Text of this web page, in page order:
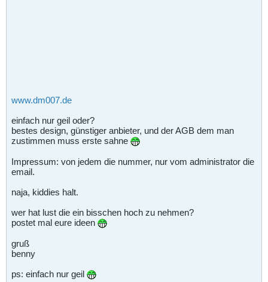
www.dm007.de
einfach nur geil oder?
bestes design, günstiger anbieter, und der AGB dem man
zustimmen muss erste sahne
Impressum: von jedem die nummer, nur vom administrator die
email.
naja, kiddies halt.
wer hat lust die ein bisschen hoch zu nehmen?
postet mal eure ideen
gruß
benny
ps: einfach nur geil